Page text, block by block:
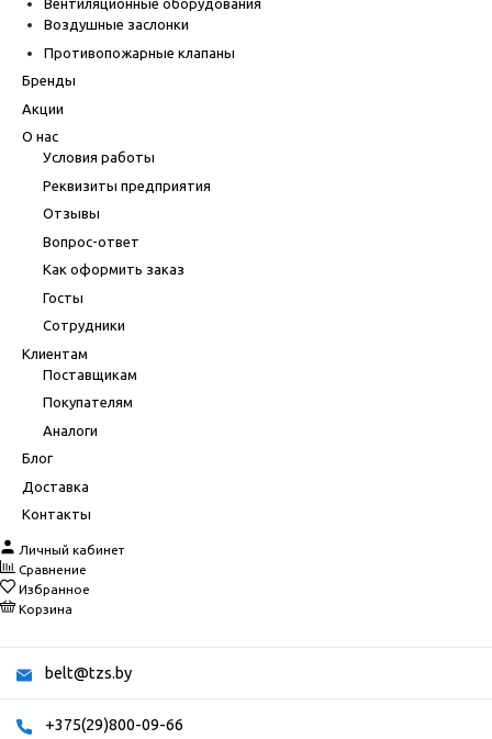
Вентиляционные оборудования
Воздушные заслонки
Противопожарные клапаны
Бренды
Акции
О нас
Условия работы
Реквизиты предприятия
Отзывы
Вопрос-ответ
Как оформить заказ
Госты
Сотрудники
Клиентам
Поставщикам
Покупателям
Аналоги
Блог
Доставка
Контакты
Личный кабинет
Сравнение
Избранное
Корзина
belt@tzs.by
+375(29)800-09-66